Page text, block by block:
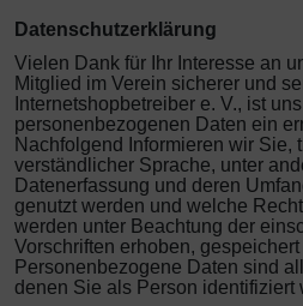
Datenschutzerklärung
Vielen Dank für Ihr Interesse an
Mitglied im Verein sicherer und
Internetshopbetreiber e. V., ist
personenbezogenen Daten ein
Nachfolgend Informieren wir Sie,
verständlicher Sprache, unter
Datenerfassung und deren
genutzt werden und welche
werden unter Beachtung der
Vorschriften erhoben,
Personenbezogene Daten sind
denen Sie als Person identifiziert
Rinti Sensible
Rinti Singlefleisch
Ungezieferschutz am Tier